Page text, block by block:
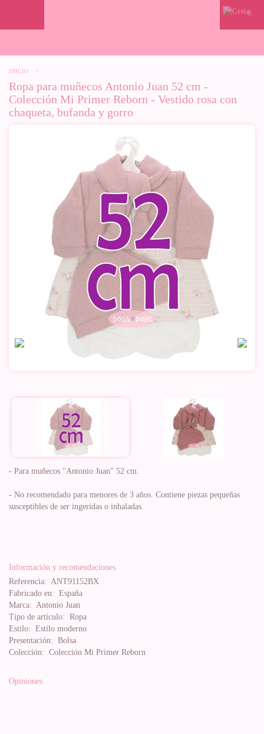
0
INICIO >
Ropa para muñecos Antonio Juan 52 cm -
Colección Mi Primer Reborn - Vestido rosa con
chaqueta, bufanda y gorro
- Para muñecos "Antonio Juan" 52 cm.
- No recomendado para menores de 3 años. Contiene piezas pequeñas
susceptibles de ser ingeridas o inhaladas.
Información y recomendaciones
Referencia: ANT91152BX
Fabricado en: España
Marca: Antonio Juan
Tipo de artículo: Ropa
Estilo: Estilo moderno
Presentación: Bolsa
Colección: Colección Mi Primer Reborn
Opiniones